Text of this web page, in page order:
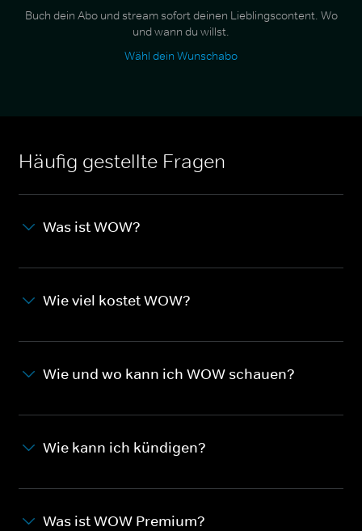
Buch dein Abo und stream sofort deinen Lieblingscontent. Wo
und wann du willst.
Wähl dein Wunschabo
Häufig gestellte Fragen
Was ist WOW?
Wie viel kostet WOW?
Wie und wo kann ich WOW schauen?
Wie kann ich kündigen?
Was ist WOW Premium?